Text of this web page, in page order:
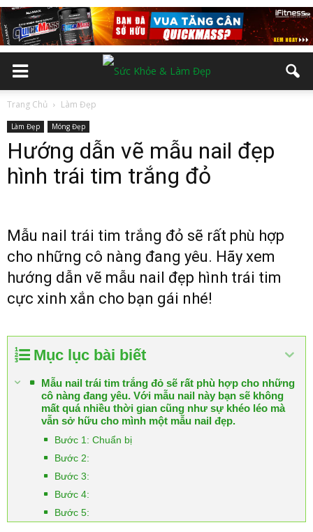
Trang Chủ Làm Đẹp
Làm Đẹp Móng Đẹp
Hướng dẫn vẽ mẫu nail đẹp
hình trái tim trắng đỏ
Mẫu nail trái tim trắng đỏ sẽ rất phù hợp
cho những cô nàng đang yêu. Hãy xem
hướng dẫn vẽ mẫu nail đẹp hình trái tim
cực xinh xắn cho bạn gái nhé!
Mục lục bài biết
Mẫu nail trái tim trắng đỏ sẽ rất phù hợp cho những
cô nàng đang yêu. Với mẫu nail này bạn sẽ không
mất quá nhiều thời gian cũng như sự khéo léo mà
vẫn sở hữu cho mình một mẫu nail đẹp.
Bước 1: Chuẩn bị
Bước 2:
Bước 3:
Bước 4:
Bước 5: